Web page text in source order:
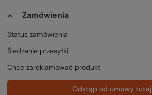
Zamówienia
Status zamówienia
Śledzenie przesyłki
Chcę zareklamować produkt
Odstąp od umowy tutaj